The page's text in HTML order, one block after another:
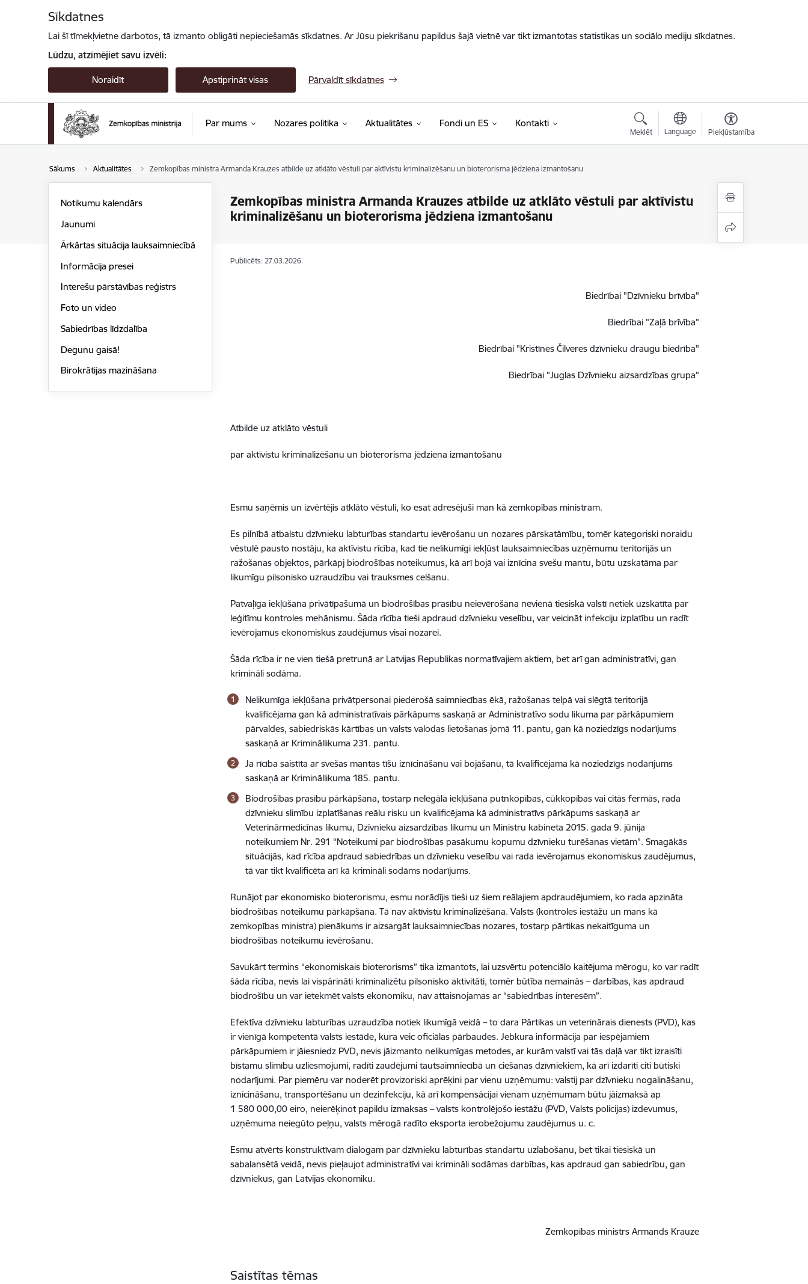
Sīkdatnes
Lai šī tīmekļvietne darbotos, tā izmanto obligāti nepieciešamās sīkdatnes. Ar Jūsu piekrišanu papildus šajā vietnē var tikt izmantotas statistikas un sociālo mediju sīkdatnes.
Lūdzu, atzīmējiet savu izvēli:
Noraidīt Apstiprināt visas Pārvaldīt sīkdatnes
Par mums Nozares politika Aktualitātes Fondi un ES Kontakti
Meklēt Language Piekļūstamība
Sākums Aktualitātes Zemkopības ministra Armanda Krauzes atbilde uz atklāto vēstuli par aktīvistu kriminalizēšanu un bioterorisma jēdziena izmantošanu
Zemkopības ministra Armanda Krauzes atbilde uz atklāto vēstuli par aktīvistu
kriminalizēšanu un bioterorisma jēdziena izmantošanu
Notikumu kalendārs
Jaunumi
Ārkārtas situācija lauksaimniecībā
Informācija presei
Interešu pārstāvības reģistrs
Foto un video
Sabiedrības līdzdalība
Degunu gaisā!
Birokrātijas mazināšana
Publicēts: 27.03.2026.
Biedrībai "Dzīvnieku brīvība"
Biedrībai "Zaļā brīvība"
Biedrībai "KristīnesČilveres dzīvnieku draugu biedrība"
Biedrībai "Juglas Dzīvnieku aizsardzības grupa"
Atbilde uz atklāto vēstuli
par aktīvistu kriminalizēšanu un bioterorisma jēdziena izmantošanu
Esmu saņēmis un izvērtējis atklāto vēstuli, ko esat adresējuši man kā zemkopības ministram.
Es pilnībā atbalstu dzīvnieku labturības standartu ievērošanu un nozares pārskatāmību, tomēr kategoriski noraidu
vēstulē pausto nostāju, ka aktīvistu rīcība, kad tie nelikumīgi iekļūst lauksaimniecības uzņēmumu teritorijās un
ražošanas objektos, pārkāpj biodrošības noteikumus, kā arī bojā vai iznīcina svešu mantu, būtu uzskatāma par
likumīgu pilsonisko uzraudzību vai trauksmes celšanu.
Patvaļīga iekļūšana privātīpašumā un biodrošības prasību neievērošana nevienā tiesiskā valstī netiek uzskatīta par
leģitīmu kontroles mehānismu. Šāda rīcība tieši apdraud dzīvnieku veselību, var veicināt infekciju izplatību un radīt
ievērojamus ekonomiskus zaudējumus visai nozarei.
Šāda rīcība ir ne vien tiešā pretrunā ar Latvijas Republikas normatīvajiem aktiem, bet arīgan administratīvi, gan
krimināli sodāma.
Nelikumīga iekļūšana privātpersonai piederošā saimniecībasēkā, ražošanas telpāvai slēgtā teritorijā
kvalificējama gan kāadministratīvais pārkāpums saskaņāar Administratīvo sodu likuma par pārkāpumiem
pārvaldes, sabiedriskās kārtības un valsts valodas lietošanas jomā 11. pantu, gan kā noziedzīgs nodarījums
saskaņā ar Krimināllikuma 231. pantu.
Ja rīcība saistīta ar svešas mantas tīšu iznīcināšanu vai bojāšanu, tā kvalificējama kā noziedzīgs nodarījums
saskaņā ar Krimināllikuma 185. pantu.
Biodrošības prasību pārkāpšana, tostarp nelegāla iekļūšana putnkopības, cūkkopības vai citās fermās, rada
dzīvnieku slimību izplatīšanas reālu risku un kvalificējama kāadministratīvs pārkāpums saskaņā ar
Veterinārmedicīnas likumu, Dzīvnieku aizsardzības likumu un Ministru kabineta 2015. gada 9. jūnija
noteikumiem Nr. 291 “Noteikumi par biodrošības pasākumu kopumu dzīvnieku turēšanas vietām”. Smagākās
situācijās, kad rīcība apdraud sabiedrības un dzīvnieku veselību vai rada ievērojamus ekonomiskus zaudējumus,
tāvar tikt kvalificēta arī kā krimināli sodāms nodarījums.
Runājot par ekonomisko bioterorismu, esmu norādījis tieši uz šiem reālajiem apdraudējumiem, ko rada apzināta
biodrošības noteikumu pārkāpšana. Tā nav aktīvistu kriminalizēšana. Valsts (kontroles iestāžu un mans kā
zemkopības ministra) pienākums ir aizsargāt lauksaimniecības nozares, tostarp pārtikas nekaitīguma un
biodrošības noteikumu ievērošanu.
Savukārt termins “ekonomiskais bioterorisms” tika izmantots, lai uzsvērtu potenciālo kaitējuma mērogu, ko var radīt
šāda rīcība, nevis lai vispārināti kriminalizētu pilsonisko aktivitāti, tomēr būtība nemainās – darbības, kas apdraud
biodrošību un var ietekmēt valsts ekonomiku, nav attaisnojamas ar “sabiedrības interesēm”.
Efektīva dzīvnieku labturības uzraudzība notiek likumīgāveidā –to dara Pārtikas un veterinārais dienests (PVD), kas
ir vienīgā kompetentāvalsts iestāde, kura veic oficiālas pārbaudes. Jebkura informācija par iespējamiem
pārkāpumiem ir jāiesniedz PVD, nevis jāizmanto nelikumīgas metodes, ar kurām valstīvai tās daļā var tikt izraisīti
bīstamu slimību uzliesmojumi, radīti zaudējumi tautsaimniecībā un ciešanas dzīvniekiem, kā arī izdarīti citi būtiski
nodarījumi. Par piemēru var noderēt provizoriski aprēķini par vienu uzņēmumu: valstij par dzīvnieku nogalināšanu,
iznīcināšanu, transportēšanu un dezinfekciju, kā arī kompensācijai vienam uzņēmumam būtu jāizmaksā ap
1580 000,00eiro, neierēķinot papildu izmaksas –valsts kontrolējošo iestāžu (PVD, Valsts policijas) izdevumus,
uzņēmuma neiegūto peļņu, valsts mērogā radīto eksporta ierobežojumu zaudējumus u. c.
Esmu atvērts konstruktīvam dialogam par dzīvnieku labturības standartu uzlabošanu, bet tikai tiesiskā un
sabalansētāveidā, nevis pieļaujot administratīvi vai krimināli sodāmas darbības, kas apdraud gan sabiedrību, gan
dzīvniekus, gan Latvijas ekonomiku.
Zemkopības ministrs Armands Krauze
Saistītas tēmas